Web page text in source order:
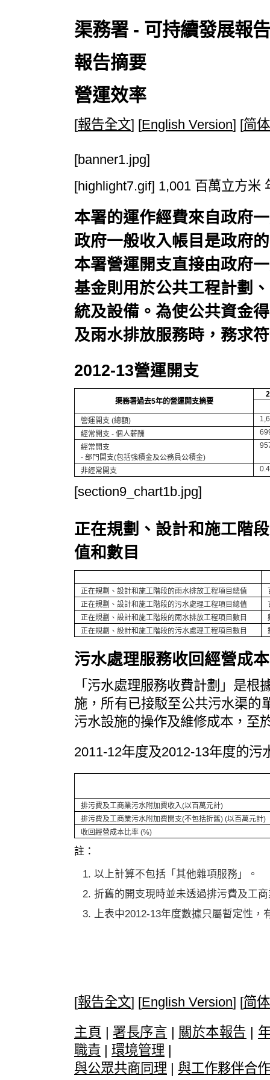
渠務署 - 可持續發展報
報告摘要
營運效率
[報告全文] [English Version] [简体
[banner1.jpg]
[highlight7.gif] 1,001 百萬立方米
本署的運作經費來自政府
政府一般收入帳目是政府
本署營運開支直接由政府
基金則用於公共工程計劃
統及設備。為使公共資金
及雨水排放服務時，務求
2012-13營運開支
渠務署過去5年的營運開支摘要
營運開支 (總額)
經常開支 - 個人薪酬
經常開支
- 部門開支(包括強積金及公務員公積金)
非經常開支 0.4
[section9_chart1b.jpg]
正在規劃、設計和施工階
值和數目
正在規劃、設計和施工階段的雨水排放工程項目總值
正在規劃、設計和施工階段的污水處理工程項目總值
正在規劃、設計和施工階段的雨水排放工程項目數目
正在規劃、設計和施工階段的污水處理工程項目數目
污水處理服務收回經營成
「污水處理服務收費計劃」是
施，所有已接駁至公共污水渠的
污水設施的操作及維修成本，至
2011-12年度及2012-13年度的
排污費及工商業污水附加費收入(以百萬元計)
排污費及工商業污水附加費開支(不包括折舊) (以百萬元計)
收回經營成本比率 (%)
註：
以上計算不包括「其他雜項服務」。
折舊的開支現時並未透過排污費及工
上表中2012-13年度數據只屬暫定性
[報告全文] [English Version] [简体
主頁 | 署長序言 | 關於本報告 |
職責 | 環境管理 |
與公眾共商同理 | 與工作夥伴合作